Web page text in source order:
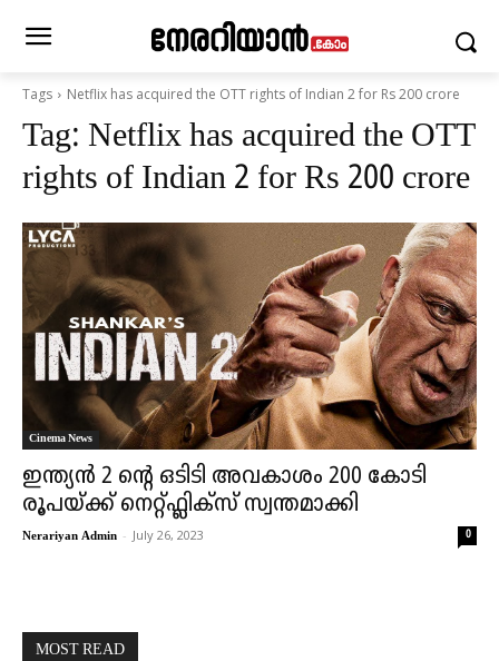
Tags Netflix has acquired the OTT rights of Indian 2 for Rs 200 crore
Tag: Netflix has acquired the OTT
rights of Indian 2 for Rs 200 crore
Cinema News
ഇന്ത്യൻ 2 ന്റെ ഒടിടി അവകാശം 200 കോടി
രൂപയ്ക്ക് നെറ്റ്ഫ്ലിക്സ് സ്വന്തമാക്കി
Nerariyan Admin - July 26, 2023 0
MOST READ